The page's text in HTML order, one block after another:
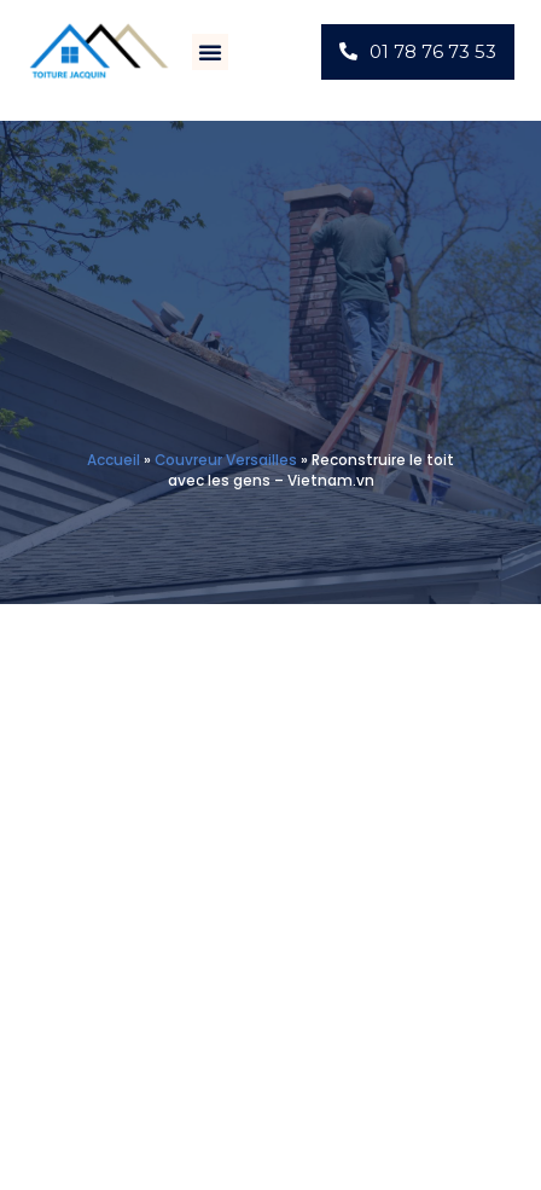
01 78 76 73 53
Accueil » Couvreur Versailles »Reconstruire le toit
avec les gens – Vietnam.vn